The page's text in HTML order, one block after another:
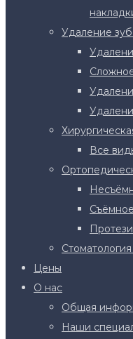
Удаление
Все
Цены
О нас
Общая
Наши